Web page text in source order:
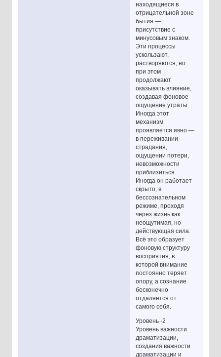
находящиеся в
отрицательной зоне
бытия —
присутствие с
минусовым знаком.
Эти процессы
ускользают,
растворяются, но
при этом
продолжают
оказывать влияние,
создавая фоновое
ощущение утраты.
Иногда этот
механизм
проявляется явно —
в переживании
страдания,
ощущении потери,
невозможности
приблизиться.
Иногда он работает
скрыто, в
бессознательном
режиме, проходя
через жизнь как
неощутимая, но
действующая сила.
Всё это образует
фоновую структуру
восприятия, в
которой внимание
постоянно теряет
опору, а сознание
бесконечно
отдаляется от
самого себя.
Уровень -2
Уровень важности
драматизации,
создания важности
драматизации и